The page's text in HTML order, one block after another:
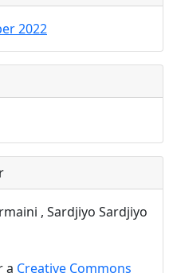
2022
, Sardjiyo Sardjiyo
a Creative Commons